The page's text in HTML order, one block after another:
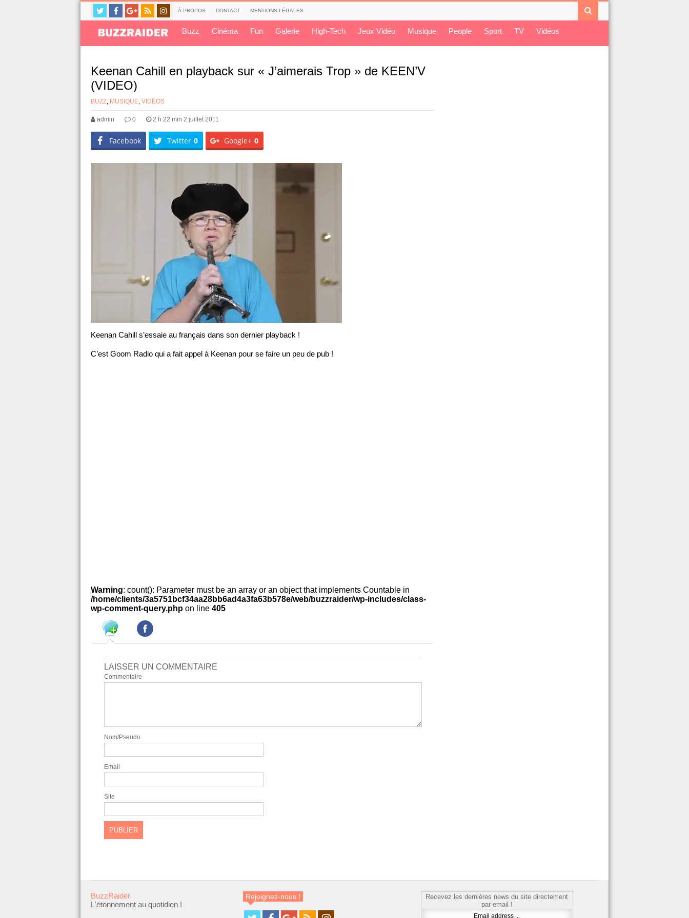
À PROPOS CONTACT MENTIONS LÉGALES
Buzz Cinéma Fun Galerie High-Tech Jeux Vidéo Musique People Sport TV Vidéos
Keenan Cahill en playback sur « J’aimerais Trop » de KEEN’V
(VIDEO)
BUZZ, MUSIQUE, VIDÉOS
admin 0 2 h 22 min 2 juillet 2011
Facebook Twitter 0 Google+ 0
Keenan Cahill s’essaie au français dans son dernier playback !
C’est Goom Radio qui a fait appel à Keenan pour se faire un peu de pub !
Warning: count(): Parameter must be an array or an object that implements Countable in
/home/clients/3a5751bcf34aa28bb6ad4a3fa63b578e/web/buzzraider/wp-includes/class-
wp-comment-query.php on line 405
LAISSER UN COMMENTAIRE
Commentaire
Nom/Pseudo
Email
Site
BuzzRaider
L'étonnement au quotidien !
Rejoignez-nous !
Recevez les dernières news du site directement
par email !